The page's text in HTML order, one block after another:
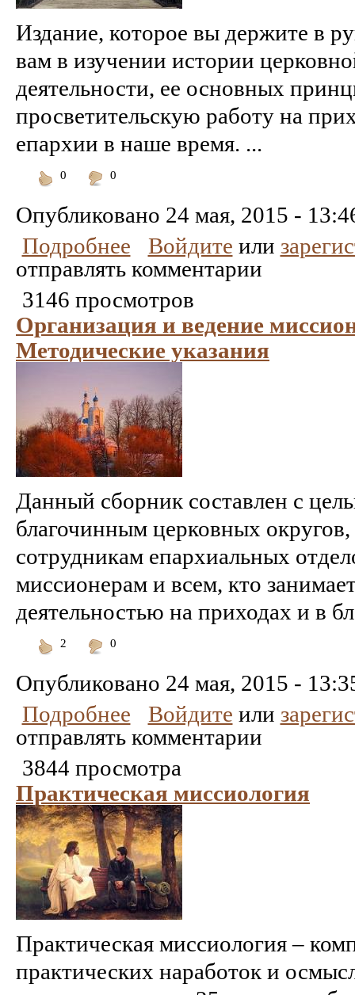
Издание, которое вы держите в
вам в изучении истории
деятельности, ее основных
просветительскую работу на
епархии в наше время. ...
0
0
Опубликовано 24 мая, 2015 -
Подробнее
Войдите или
отправлять комментарии
3146 просмотров
Организация и ведение
Методические указания
Данный сборник составлен с
благочинным церковных округов,
сотрудникам епархиальных
миссионерам и всем, кто
деятельностью на приходах и в
2
0
Опубликовано 24 мая, 2015 -
Подробнее
Войдите или
отправлять комментарии
3844 просмотра
Практическая миссиология
Практическая миссиология –
практических наработок и